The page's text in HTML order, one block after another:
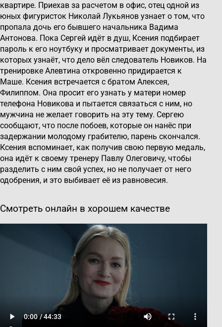
квартире. Приехав за расчетом в офис, отец одной из
юных фигуристок Николай Лукьянов узнает о том, что
пропала дочь его бывшего начальника Вадима
Антонова. Пока Сергей идёт в душ, Ксения подбирает
пароль к его ноутбуку и просматривает документы, из
которых узнаёт, что дело вёл следователь Новиков. На
тренировке Алевтина откровенно придирается к
Маше. Ксения встречается с братом Алексея,
Филиппом. Она просит его узнать у матери номер
телефона Новикова и пытается связаться с ним, но
мужчина не желает говорить на эту тему. Сергею
сообщают, что после побоев, которые он нанёс при
задержании молодому грабителю, парень скончался.
Ксения вспоминает, как получив свою первую медаль,
она идёт к своему тренеру Павлу Олеговичу, чтобы
разделить с ним свой успех, но не получает от него
одобрения, и это выбивает её из равновесия.
Смотреть онлайн в хорошем качестве